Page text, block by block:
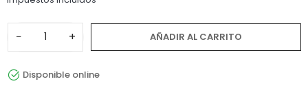
− + AÑADIR AL CARRITO
Disponible online